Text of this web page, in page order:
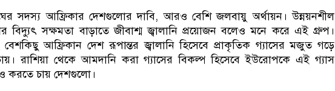
সদস্য আফ্রিকার দেশগুলোর দাবি, আরও বেশি জলবায়ু অর্থায়ন। উন্নয়নশীল
বিদ্যুৎ সক্ষমতা বাড়াতে জীবাশ্ম জ্বালানি প্রয়োজন বলেও মনে করে এই গ্রুপ।
আফ্রিকান দেশ রূপান্তর জ্বালানি হিসেবে প্রাকৃতিক গ্যাসের মজুত গড়ে
রাশিয়া থেকে আমদানি করা গ্যাসের বিকল্প হিসেবে ইউরোপকে এই গ্যাস
করতে চায় দেশগুলো।